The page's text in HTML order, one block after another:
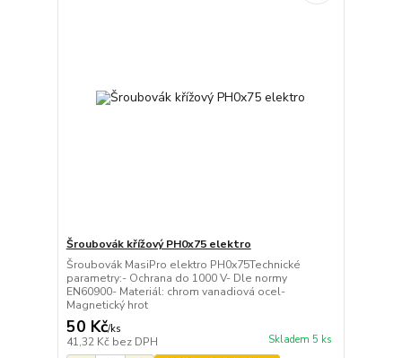
Šroubovák křížový PH0x75 elektro
Šroubovák MasiPro elektro PH0x75Technické
parametry:- Ochrana do 1000 V- Dle normy
EN60900- Materiál: chrom vanadiová ocel-
Magnetický hrot
50 Kč/ks
41,32 Kč bez DPH Skladem 5 ks